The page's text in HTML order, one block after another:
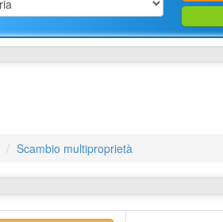
Scambio multiproprietà